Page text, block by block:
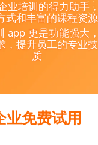
业培训的得力助手
式和丰富的课程资源
app 更是功能强大
，提升员工的专业
质
业免费试用